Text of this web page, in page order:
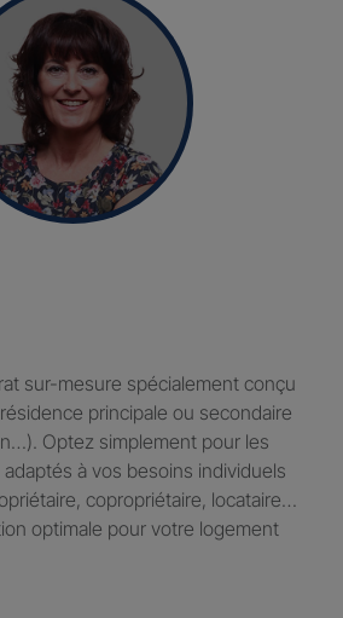
sur-mesure spécialement conçu
principale ou secondaire
Optez simplement pour les
à vos besoins individuels
copropriétaire, locataire…
optimale pour votre logement